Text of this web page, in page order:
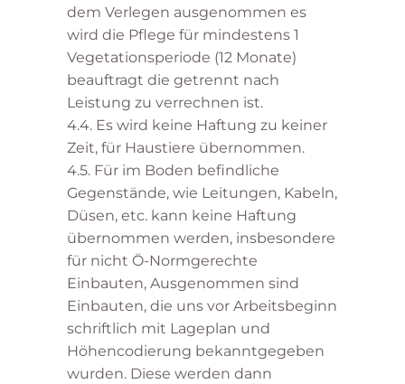
dem Verlegen ausgenommen es
wird die Pflege für mindestens 1
Vegetationsperiode (12 Monate)
beauftragt die getrennt nach
Leistung zu verrechnen ist.
4.4. Es wird keine Haftung zu keiner
Zeit, für Haustiere übernommen.
4.5. Für im Boden befindliche
Gegenstände, wie Leitungen, Kabeln,
Düsen, etc. kann keine Haftung
übernommen werden, insbesondere
für nicht Ö-Normgerechte
Einbauten, Ausgenommen sind
Einbauten, die uns vor Arbeitsbeginn
schriftlich mit Lageplan und
Höhencodierung bekanntgegeben
wurden. Diese werden dann